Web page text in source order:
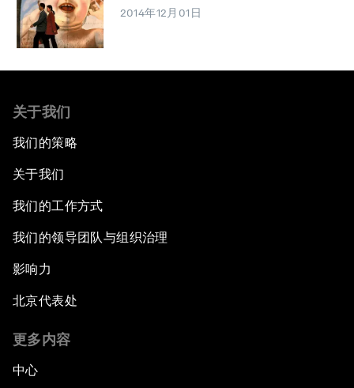
2014年12月01日
关于我们
我们的策略
关于我们
我们的工作方式
我们的领导团队与组织治理
影响力
北京代表处
更多内容
中心